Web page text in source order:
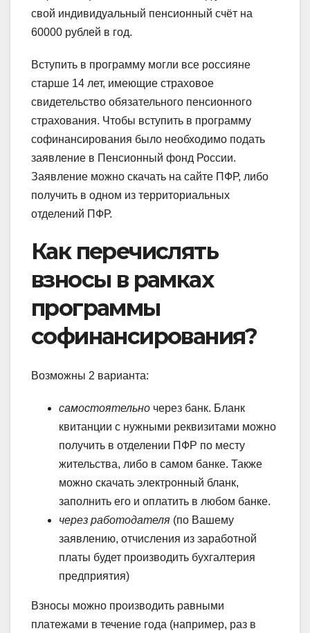
свой индивидуальный пенсионный счёт на
60000 рублей в год.
Вступить в программу могли все россияне
старше 14 лет, имеющие страховое
свидетельство обязательного пенсионного
страхования. Чтобы вступить в программу
софинансирования было необходимо подать
заявление в Пенсионный фонд России.
Заявление можно скачать на сайте ПФР, либо
получить в одном из территориальных
отделений ПФР.
Как перечислять
взносы в рамках
программы
софинансирования?
Возможны 2 варианта:
самостоятельно через банк. Бланк
квитанции с нужными реквизитами можно
получить в отделении ПФР по месту
жительства, либо в самом банке. Также
можно скачать электронный бланк,
заполнить его и оплатить в любом банке.
через работодателя (по Вашему
заявлению, отчисления из заработной
платы будет производить бухгалтерия
предприятия)
Взносы можно производить равными
платежами в течение года (например, раз в